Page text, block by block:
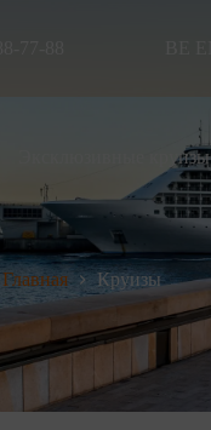
Главная Круизы
Эксклюзивные круизы